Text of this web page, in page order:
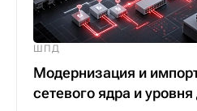
ШПД
Модернизация и
сетевого ядра и